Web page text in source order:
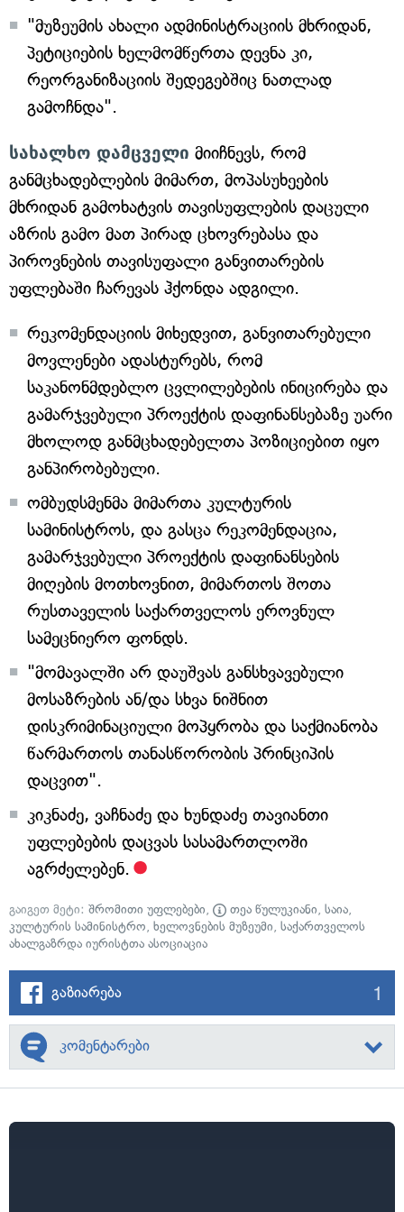
"მუზეუმის ახალი ადმინისტრაციის მხრიდან,
პეტიციების ხელმომწერთა დევნა კი,
რეორგანიზაციის შედეგებშიც ნათლად
გამოჩნდა".
სახალხო დამცველი მიიჩნევს, რომ
განმცხადებლების მიმართ, მოპასუხეების
მხრიდან გამოხატვის თავისუფლების დაცული
აზრის გამო მათ პირად ცხოვრებასა და
პიროვნების თავისუფალი განვითარების
უფლებაში ჩარევას ჰქონდა ადგილი.
რეკომენდაციის მიხედვით, განვითარებული
მოვლენები ადასტურებს, რომ
საკანონმდებლო ცვლილებების ინიცირება და
გამარჯვებული პროექტის დაფინანსებაზე უარი
მხოლოდ განმცხადებელთა პოზიციებით იყო
განპირობებული.
ომბუდსმენმა მიმართა კულტურის
სამინისტროს, და გასცა რეკომენდაცია,
გამარჯვებული პროექტის დაფინანსების
მიღების მოთხოვნით, მიმართოს შოთა
რუსთაველის საქართველოს ეროვნულ
სამეცნიერო ფონდს.
"მომავალში არ დაუშვას განსხვავებული
მოსაზრების ან/და სხვა ნიშნით
დისკრიმინაციული მოპყრობა და საქმიანობა
წარმართოს თანასწორობის პრინციპის
დაცვით".
კიკნაძე, ვაჩნაძე და ხუნდაძე თავიანთი
უფლებების დაცვას სასამართლოში
აგრძელებენ.
გაიგეთ მეტი: შრომითი უფლებები, თეა წულუკიანი, საია,
კულტურის სამინისტრო, ხელოვნების მუზეუმი, საქართველოს
ახალგაზრდა იურისტთა ასოციაცია
გაზიარება 1
კომენტარები